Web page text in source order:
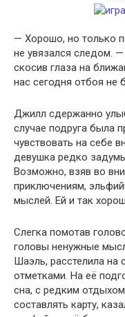
— Хорошо, но только
не увязался следом.
скосив глаза на
нас сегодня отбоя не
Джилл сдержанно
случае подруга была
чувствовать на себе
девушка редко
Возможно, взяв во
приключениям,
мыслей. Ей и так
Слегка помотав
головы ненужные
Шаэль, расстелила на
отметками. На её
сна, с редким
составлять карту,